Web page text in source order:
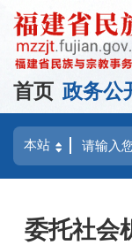
首页 政务公
委托社会